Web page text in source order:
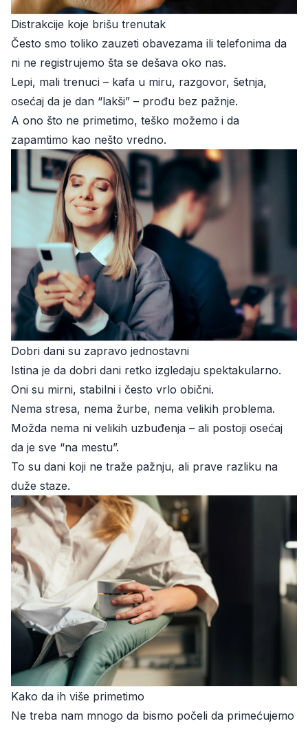
Distrakcije koje brišu trenutak
Često smo toliko zauzeti obavezama ili telefonima da
ni ne registrujemo šta se dešava oko nas.
Lepi, mali trenuci – kafa u miru, razgovor, šetnja,
osećaj da je dan “lakši” – prođu bez pažnje.
A ono što ne primetimo, teško možemo i da
zapamtimo kao nešto vredno.
Dobri dani su zapravo jednostavni
Istina je da dobri dani retko izgledaju spektakularno.
Oni su mirni, stabilni i često vrlo obični.
Nema stresa, nema žurbe, nema velikih problema.
Možda nema ni velikih uzbuđenja – ali postoji osećaj
da je sve “na mestu”.
To su dani koji ne traže pažnju, ali prave razliku na
duže staze.
Kako da ih više primetimo
Ne treba nam mnogo da bismo počeli da primećujemo